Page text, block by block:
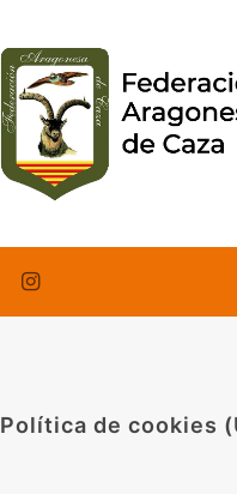
Política de cookies